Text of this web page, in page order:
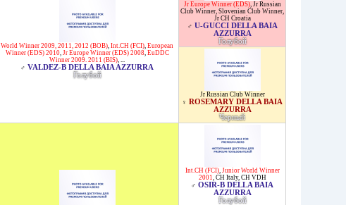
World Winner 2009, 2011, 2012 (BOB), Int.CH (FCI), European
Winner (EDS) 2010, Jr Europe Winner (EDS) 2008, EuDDC
Winner 2009. 2011 (BIS), ...
♂ VALDEZ-B DELLA BAIA AZZURRA
Голубой
Jr Europe Winner (EDS), Jr Russian
Club Winner, Slovenian Club Winner,
Jr CH Croatia
♂ U-GUCCI DELLA BAIA
AZZURRA
Голубой
Jr Russian Club Winner
♀ ROSEMARY DELLA BAIA
AZZURRA
Черный
Int.CH (FCI), Junior World Winner
2001, CH Italy, CH VDH
♂ OSIR-B DELLA BAIA
AZZURRA
Голубой